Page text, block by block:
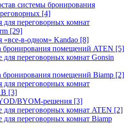
системы бронирования
[4]
для переговорных комнат
[29]
«все-в-одном» Kandao [8]
бронирования помещений ATEN [5]
для переговорных комнат Gonsin
бронирования помещений Biamp [2]
для переговорных комнат
[3]
BYOM-решения [3]
для переговорных комнат ATEN [2]
для переговорных комнат Biamp